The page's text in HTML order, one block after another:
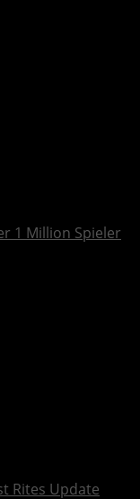
1 Million Spieler
Rites Update